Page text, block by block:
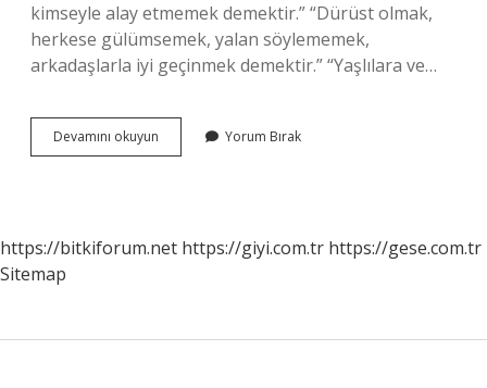
kimseyle alay etmemek demektir.” “Dürüst olmak,
herkese gülümsemek, yalan söylememek,
arkadaşlarla iyi geçinmek demektir.” “Yaşlılara ve…
Devamını okuyun
Sosyal
Yorum Bırak
https://bitkiforum.net https://giyi.com.tr https://gese.com.tr
Sitemap